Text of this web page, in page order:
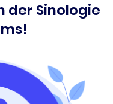
der Sinologie